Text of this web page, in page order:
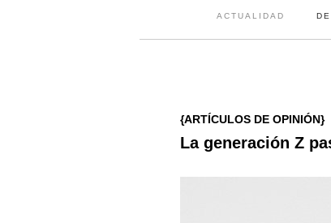
ACTUALIDAD
{ARTÍCULOS DE OPINIÓN}
La generación Z